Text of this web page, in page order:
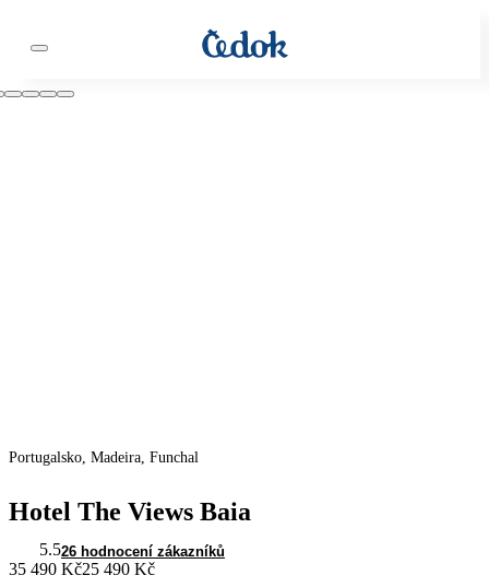
Portugalsko, Madeira, Funchal
Hotel The Views Baia
5.526 hodnocení zákazníků
35 490 Kč25 490 Kč